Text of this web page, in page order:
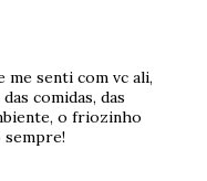
me senti com vc ali,
comidas, das
o friozinho
sempre!